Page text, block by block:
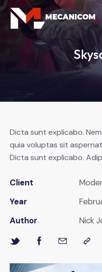
Dicta sunt explicabo.
quia voluptas sit
Dicta sunt explicabo.
Client
Year
Author
Nick